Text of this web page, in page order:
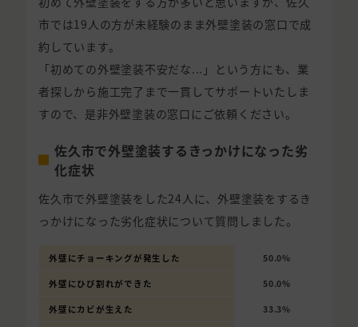
市では19人の方が未経験のまま外壁塗装の窓口で成
約しています。
「初めての外壁塗装不安だな...」という方にも、業
者探しから施工完了まで一貫してサポートいたしま
すので、是非外壁塗装の窓口にご依頼ください。
佐久市で外壁塗装するきっかけになった劣
化症状
佐久市で外壁塗装をした24人に、外壁塗装をするき
っかけになった劣化症状について質問しました。
外壁にチョーキングが発生した 50.0%
外壁にひび割れができた 50.0%
外壁にカビが生えた 33.3%